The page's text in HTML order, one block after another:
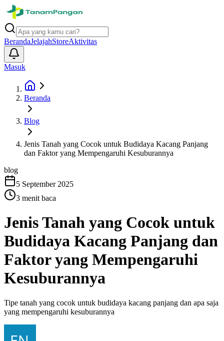
BerandaJelajahStoreAktivitas
Masuk
Beranda
Blog
Jenis Tanah yang Cocok untuk Budidaya Kacang Panjang
dan Faktor yang Mempengaruhi Kesuburannya
blog
5 September 2025
3 menit baca
Jenis Tanah yang Cocok untuk
Budidaya Kacang Panjang dan
Faktor yang Mempengaruhi
Kesuburannya
Tipe tanah yang cocok untuk budidaya kacang panjang dan apa saja
yang mempengaruhi kesuburannya